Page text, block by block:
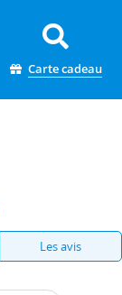
Carte cadeau
Les avis